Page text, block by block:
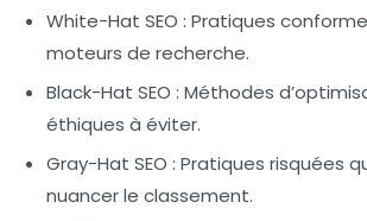
White-Hat SEO : Pratiques
moteurs de recherche.
Black-Hat SEO : Méthodes
éthiques à éviter.
Gray-Hat SEO : Pratiques risquées
nuancer le classement.